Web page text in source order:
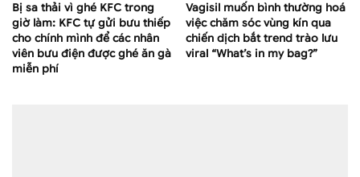
Bị sa thải vì ghé KFC trong
giờ làm: KFC tự gửi bưu thiếp
cho chính mình để các nhân
viên bưu điện được ghé ăn gà
miễn phí
Vagisil muốn bình thường hoá
việc chăm sóc vùng kín qua
chiến dịch bắt trend trào lưu
viral “What’s in my bag?”